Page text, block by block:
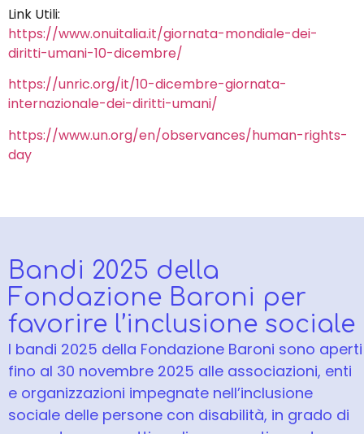
Link Utili:
https://www.onuitalia.it/giornata-mondiale-dei-
diritti-umani-10-dicembre/
https://unric.org/it/10-dicembre-giornata-
internazionale-dei-diritti-umani/
https://www.un.org/en/observances/human-rights-
day
Bandi 2025 della
Fondazione Baroni per
favorire l’inclusione sociale
I bandi 2025 della Fondazione Baroni sono aperti
fino al 30 novembre 2025 alle associazioni, enti
e organizzazioni impegnate nell’inclusione
sociale delle persone con disabilità, in grado di